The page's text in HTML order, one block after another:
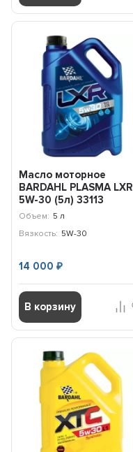
Масло моторное
BARDAHL PLASMA LXR
5W-30 (5л) 33113
Объем: 5 л
Вязкость: 5W-30
14 000₽
В корзину